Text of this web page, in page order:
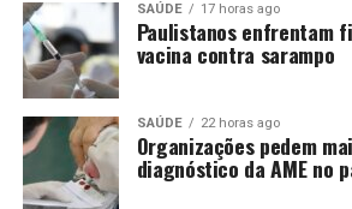
SAÚDE 17 horas ago
Paulistanos enfrentam
vacina contra sarampo
SAÚDE 22 horas ago
Organizações pedem
diagnóstico da AME no